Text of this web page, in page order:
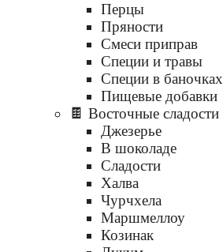
Перцы
Пряности
Смеси приправ
Специи и травы
Специи в баночках
Пищевые добавки
🍫 Восточные сладости
Джезерье
В шоколаде
Сладости
Халва
Чурчхела
Маршмеллоу
Козинак